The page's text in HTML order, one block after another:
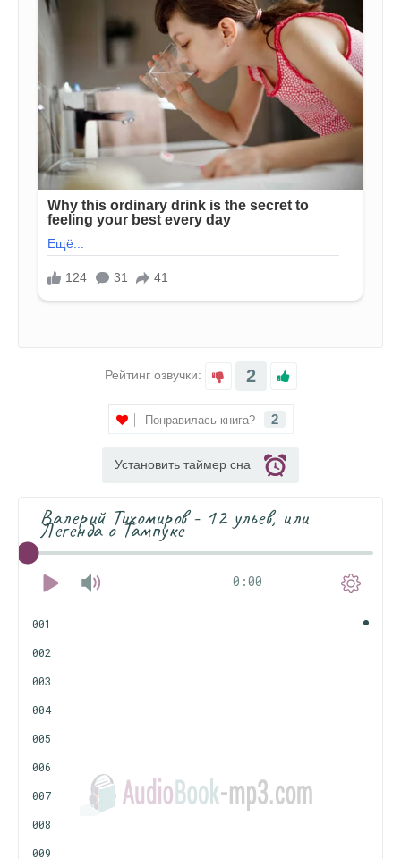
Рейтинг озвучки: 2
Понравилась книга? 2
Установить таймер сна
Валерий Тихомиров - 12 ульев, или
Легенда о Тампуке
0:00
001
002
003
004
005
006
007
008
009